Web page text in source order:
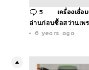
5 Comments
เครื่องเชื่อม
อ่านก่อนซื้อสว่านเพ
6 years ago